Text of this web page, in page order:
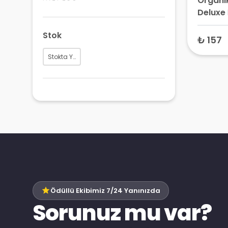
Stok
Stokta Yok
(No:
₺ 157
Ödüllü Ekibimiz 7/24 Yanınızda
Sorunuz mu var?